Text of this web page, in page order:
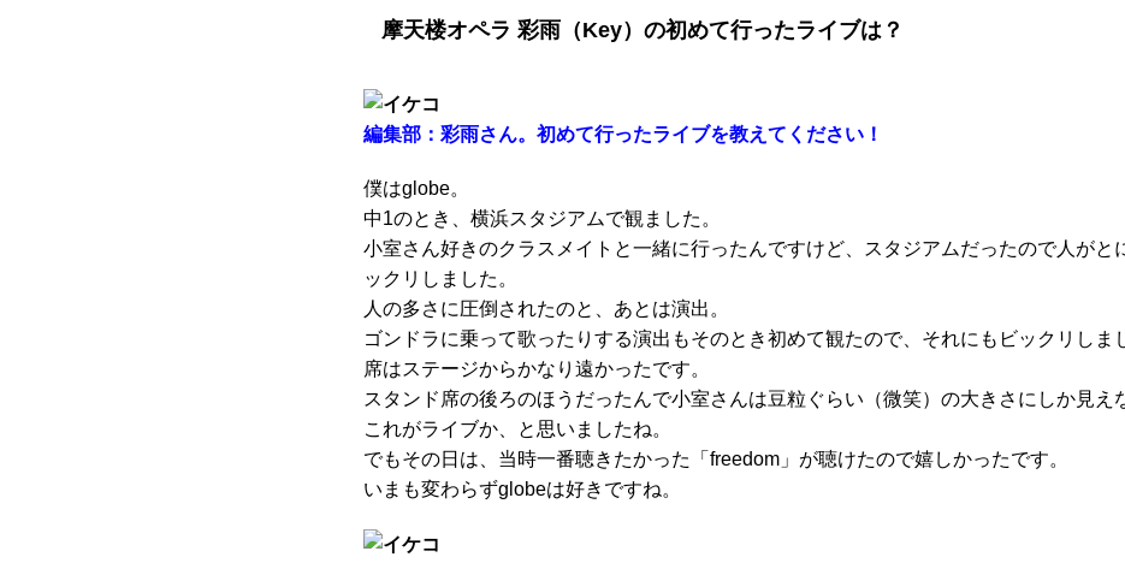
摩天楼オペラ 彩雨（Key）の初めて行ったライブは？
編集部：彩雨さん。初めて行ったライブを教えてください！
僕はglobe。
中1のとき、横浜スタジアムで観ました。
小室さん好きのクラスメイトと一緒に行ったんですけど、スタジアムだったので人がと
ックリしました。
人の多さに圧倒されたのと、あとは演出。
ゴンドラに乗って歌ったりする演出もそのとき初めて観たので、それにもビックリしま
席はステージからかなり遠かったです。
スタンド席の後ろのほうだったんで小室さんは豆粒ぐらい（微笑）の大きさにしか見え
これがライブか、と思いましたね。
でもその日は、当時一番聴きたかった「freedom」が聴けたので嬉しかったです。
いまも変わらずglobeは好きですね。